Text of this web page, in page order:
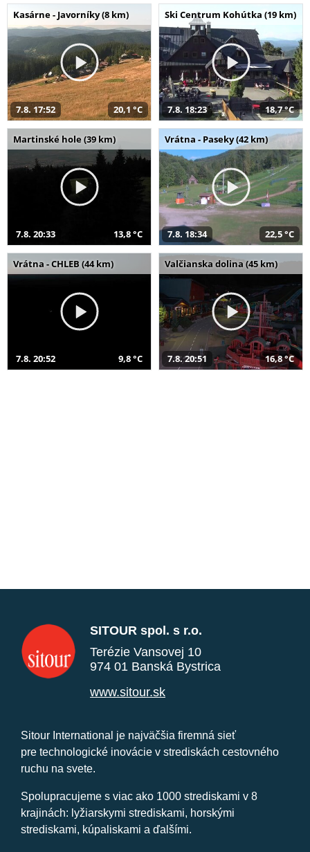
Kasárne - Javorníky (8 km)
7.8. 17:52 20,1 °C
Ski Centrum Kohútka (19 km)
7.8. 18:23 18,7 °C
Martinské hole (39 km)
7.8. 20:33 13,8 °C
Vrátna - Paseky (42 km)
7.8. 18:34 22,5 °C
Vrátna - CHLEB (44 km)
7.8. 20:52 9,8 °C
Valčianska dolina (45 km)
7.8. 20:51 16,8 °C
SITOUR spol. s r.o.
Terézie Vansovej 10
974 01 Banská Bystrica
www.sitour.sk
Sitour International je najväčšia firemná sieť
pre technologické inovácie v strediskách cestovného
ruchu na svete.
Spolupracujeme s viac ako 1000 strediskami v 8
krajinách: lyžiarskymi strediskami, horskými
strediskami, kúpaliskami a ďalšími.